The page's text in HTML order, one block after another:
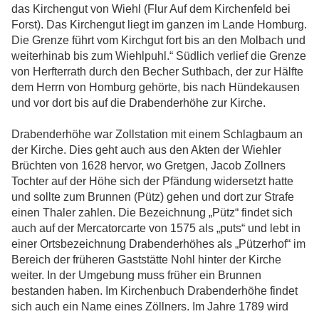
das Kirchengut von Wiehl (Flur Auf dem Kirchenfeld bei
Forst). Das Kirchengut liegt im ganzen im Lande Homburg.
Die Grenze führt vom Kirchgut fort bis an den Molbach und
weiterhinab bis zum Wiehlpuhl.“ Südlich verlief die Grenze
von Herfterrath durch den Becher Suthbach, der zur Hälfte
dem Herrn von Homburg gehörte, bis nach Hündekausen
und vor dort bis auf die Drabenderhöhe zur Kirche.
Drabenderhöhe war Zollstation mit einem Schlagbaum an
der Kirche. Dies geht auch aus den Akten der Wiehler
Brüchten von 1628 hervor, wo Gretgen, Jacob Zollners
Tochter auf der Höhe sich der Pfändung widersetzt hatte
und sollte zum Brunnen (Pütz) gehen und dort zur Strafe
einen Thaler zahlen. Die Bezeichnung „Pütz“ findet sich
auch auf der Mercatorcarte von 1575 als „puts“ und lebt in
einer Ortsbezeichnung Drabenderhöhes als „Pützerhof“ im
Bereich der früheren Gaststätte Nohl hinter der Kirche
weiter. In der Umgebung muss früher ein Brunnen
bestanden haben. Im Kirchenbuch Drabenderhöhe findet
sich auch ein Name eines Zöllners. Im Jahre 1789 wird